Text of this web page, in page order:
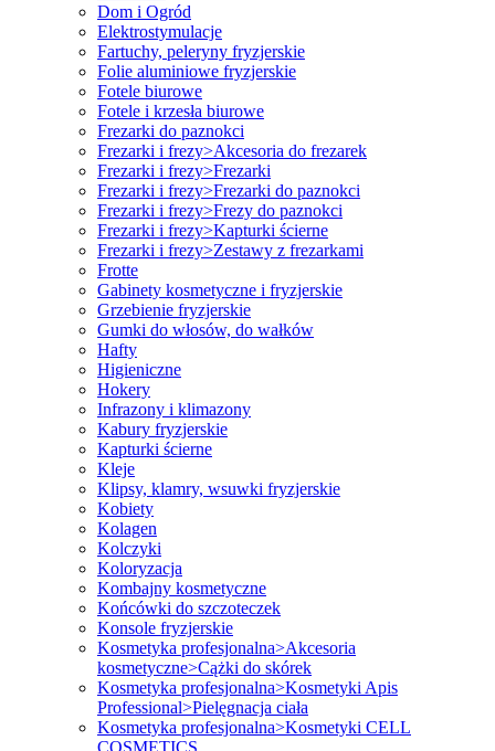
Dom i Ogród
Elektrostymulacje
Fartuchy, peleryny fryzjerskie
Folie aluminiowe fryzjerskie
Fotele biurowe
Fotele i krzesła biurowe
Frezarki do paznokci
Frezarki i frezy>Akcesoria do frezarek
Frezarki i frezy>Frezarki
Frezarki i frezy>Frezarki do paznokci
Frezarki i frezy>Frezy do paznokci
Frezarki i frezy>Kapturki ścierne
Frezarki i frezy>Zestawy z frezarkami
Frotte
Gabinety kosmetyczne i fryzjerskie
Grzebienie fryzjerskie
Gumki do włosów, do wałków
Hafty
Higieniczne
Hokery
Infrazony i klimazony
Kabury fryzjerskie
Kapturki ścierne
Kleje
Klipsy, klamry, wsuwki fryzjerskie
Kobiety
Kolagen
Kolczyki
Koloryzacja
Kombajny kosmetyczne
Końcówki do szczoteczek
Konsole fryzjerskie
Kosmetyka profesjonalna>Akcesoria
kosmetyczne>Cążki do skórek
Kosmetyka profesjonalna>Kosmetyki Apis
Professional>Pielęgnacja ciała
Kosmetyka profesjonalna>Kosmetyki CELL
COSMETICS